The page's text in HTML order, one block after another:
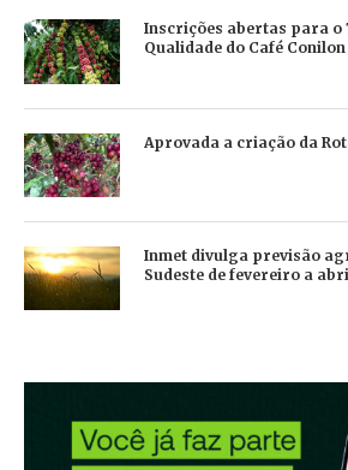
Inscrições abertas para o
Qualidade do Café
Aprovada a criação da
Inmet divulga previsão
Sudeste de fevereiro a